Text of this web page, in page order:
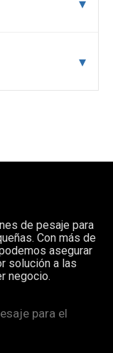
de pesaje para
Con más de
asegurar
solución a las
negocio.
para el